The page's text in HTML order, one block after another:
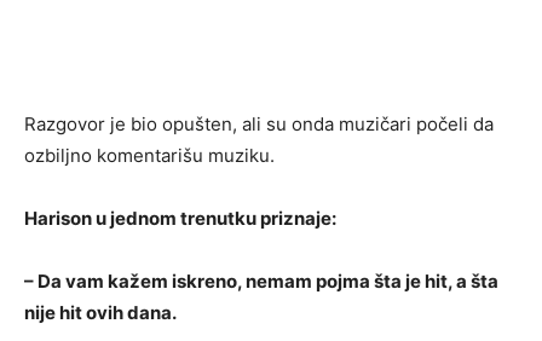
Razgovor je bio opušten, ali su onda muzičari počeli da
ozbiljno komentarišu muziku.
Harison u jednom trenutku priznaje:
– Da vam kažem iskreno, nemam pojma šta je hit, a šta
nije hit ovih dana.